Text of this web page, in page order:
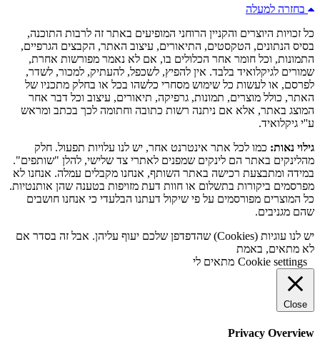
בחזרה למעלה
כל זכויות היוצרים והקניין הרוחני המופיעים באתר זה לרבות התוכנה,
בסיס הנתונים, הטקסטים, התיאורים, עיצוב האתר, הקבצים הגרפיים,
התמונות, וכל חומר אחר הכלולים בו, אם לא נאמר מפורשות אחרת,
שמורים לגיקלואיד בלבד. אין להפיץ, לשכפל, להעתיק, למכור, לשדר,
לפרסם, או לעשות כל שימוש מסחרי כלשהו בכל או בחלק מתכניו של
האתר, כולל מוצרים, תמונות, גרפיקה, תיאורים, עיצוב וכל דבר אחר
המוצג באתר, אלא אם ניתנה רשות כתובה וחתומה לכך בכתב ומראש
ע''י גיקלואיד.
גילוי נאות: כמו לכל אתר אינטרנט אחר, יש לנו עלויות תפעול. חלק
מהלינקים באתר הם לינקים שמפנים לאתרי צד שלישי, להלן "שותפים".
במידה ומתבצעת רכישה באתר השותף, אנחנו מקבלים עמלה. אנחנו לא
מפרסמים ביקורות בתשלום או חוות דעת מזויפות בטענה שהן אותנטיות.
כל המוצרים מפורסמים על פי שיקול דעתנו הבלעדי כי אנחנו חושבים
שהם מגניבים.
יש לנו עוגיות (Cookies) שהדפדפן שלכם יעוף עליהן. אבל זה בסדר אם
לא מתאים, באמת
Cookie settings מתאים לי
Close
Privacy Overview